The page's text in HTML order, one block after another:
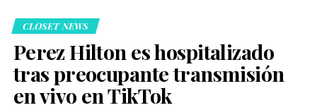
CLOSET NEWS
Perez Hilton es hospitalizado
tras preocupante transmisión
en vivo en TikTok